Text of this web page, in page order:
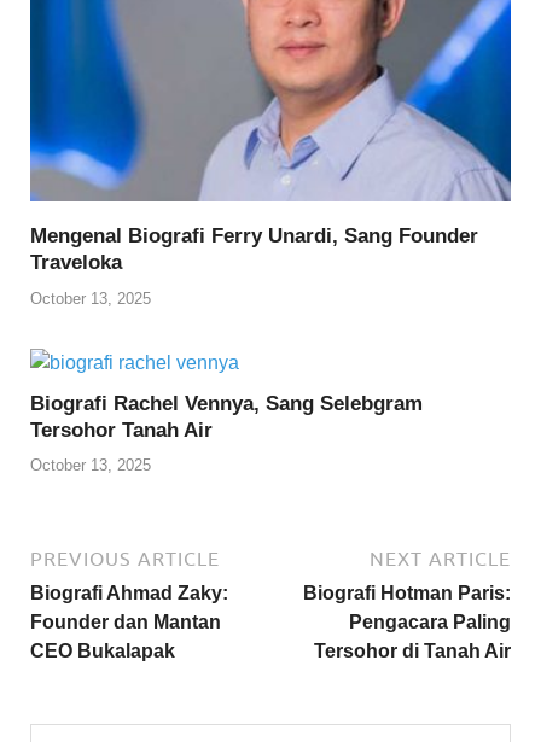
Mengenal Biografi Ferry Unardi, Sang Founder
Traveloka
October 13, 2025
Biografi Rachel Vennya, Sang Selebgram
Tersohor Tanah Air
October 13, 2025
PREVIOUS ARTICLE
Biografi Ahmad Zaky:
Founder dan Mantan
CEO Bukalapak
NEXT ARTICLE
Biografi Hotman Paris:
Pengacara Paling
Tersohor di Tanah Air